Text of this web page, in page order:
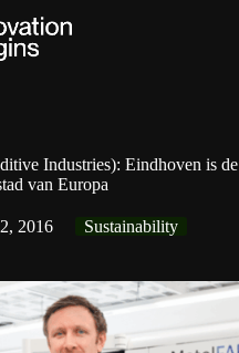
Industries): Eindhoven is de
van Europa
2016 Sustainability